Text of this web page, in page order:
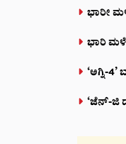
ಭಾರೀ
ಭಾರಿ ಮಳೆ
‘ಅಗ್ನಿ-4’
‘ಜೆನ್-ಜಿ